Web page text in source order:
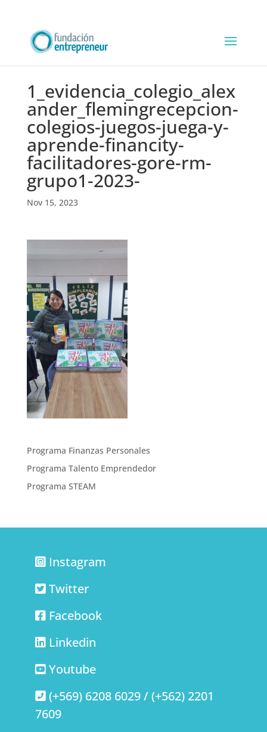
1_evidencia_colegio_alex
ander_flemingrecepcion-
colegios-juegos-juega-y-
aprende-financity-
facilitadores-gore-rm-
grupo1-2023-
Nov 15, 2023
Programa Finanzas Personales
Programa Talento Emprendedor
Programa STEAM
Instagram
Twitter
Facebook
Linkedin
Youtube
(+569) 6208 6029 / (+562) 2201
7609